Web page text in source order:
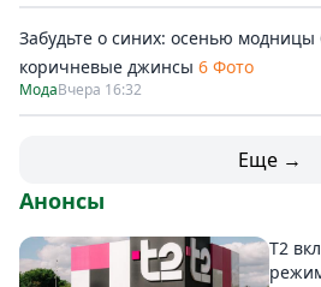
Забудьте о синих: осенью модницы
коричневые джинсы 6 Фото
МодаВчера 16:32
Еще →
Анонсы
Т2